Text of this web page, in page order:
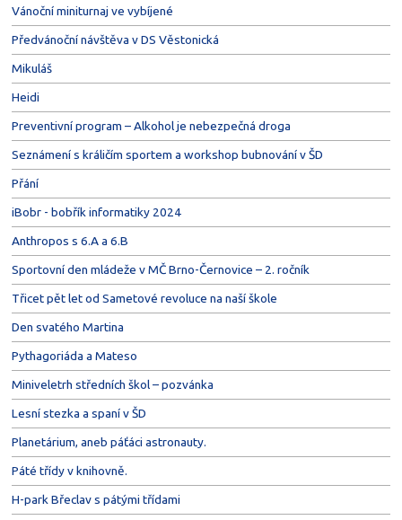
Vánoční miniturnaj ve vybíjené
Předvánoční návštěva v DS Věstonická
Mikuláš
Heidi
Preventivní program – Alkohol je nebezpečná droga
Seznámení s králičím sportem a workshop bubnování v ŠD
Přání
iBobr - bobřík informatiky 2024
Anthropos s 6.A a 6.B
Sportovní den mládeže v MČ Brno-Černovice – 2. ročník
Třicet pět let od Sametové revoluce na naší škole
Den svatého Martina
Pythagoriáda a Mateso
Miniveletrh středních škol – pozvánka
Lesní stezka a spaní v ŠD
Planetárium, aneb páťáci astronauty.
Páté třídy v knihovně.
H-park Břeclav s pátými třídami